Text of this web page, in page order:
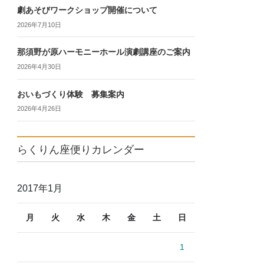
劇あそびワークショップ開催について
2026年7月10日
那須野が原ハーモニーホール演劇講座のご案内
2026年4月30日
おいもづくり体験 募集案内
2026年4月26日
らくりん座便りカレンダー
2017年1月
月 火 水 木 金 土 日
1